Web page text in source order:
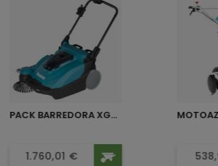
DESPIECE MULTIHERRAMIENTA
DESPIECE MULTIHERRAMIENTA GE-HC 18 LI
PACK BARREDORA XGT 40VMAX...
Precio
1.760,01 €